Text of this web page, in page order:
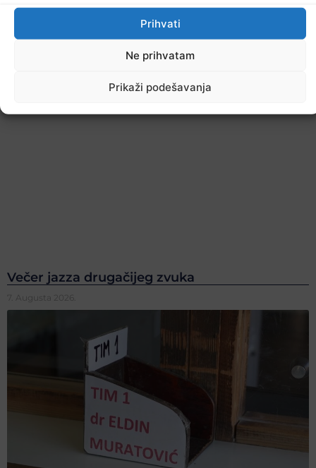
Prihvati
Ne prihvatam
Prikaži podešavanja
Večer jazza drugačijeg zvuka
7. Augusta 2026.